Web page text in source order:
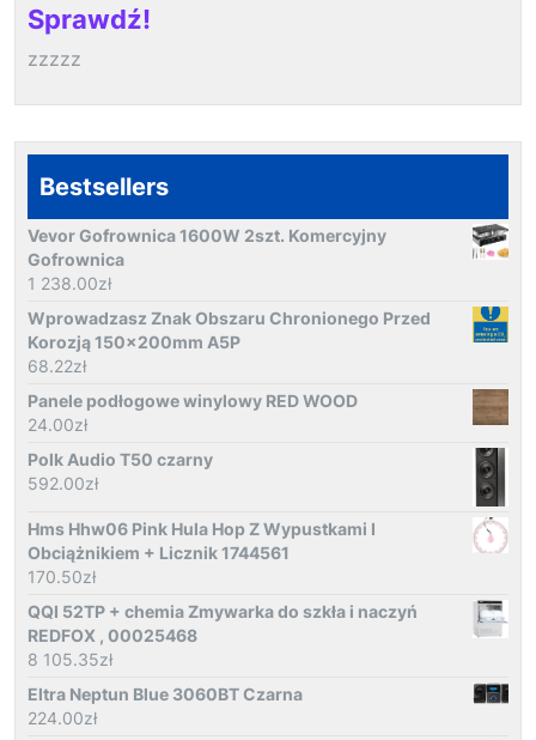
Sprawdź!
zzzzz
Bestsellers
Vevor Gofrownica 1600W 2szt. Komercyjny
Gofrownica
1 238.00zł
Wprowadzasz Znak Obszaru Chronionego Przed
Korozją 150x200mm A5P
68.22zł
Panele podłogowe winylowy RED WOOD
24.00zł
Polk Audio T50 czarny
592.00zł
Hms Hhw06 Pink Hula Hop Z Wypustkami I
Obciążnikiem + Licznik 1744561
170.50zł
QQI 52TP + chemia Zmywarka do szkła i naczyń
REDFOX , 00025468
8 105.35zł
Eltra Neptun Blue 3060BT Czarna
224.00zł